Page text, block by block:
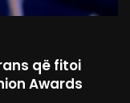
që fitoi
Awards